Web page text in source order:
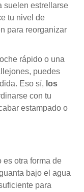
suelen estrellarse
tu nivel de
para reorganizar
rápido o una
puedes
Eso sí, los
con tu
estampado o
es otra forma de
bajo el agua
para